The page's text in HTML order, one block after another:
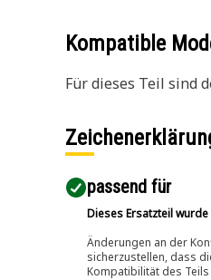
Kompatible
Für dieses Teil sind
passend für​
Dieses Ersatzteil
Änderungen an der
sicherzustellen, dass
Kompatibilität des Teils